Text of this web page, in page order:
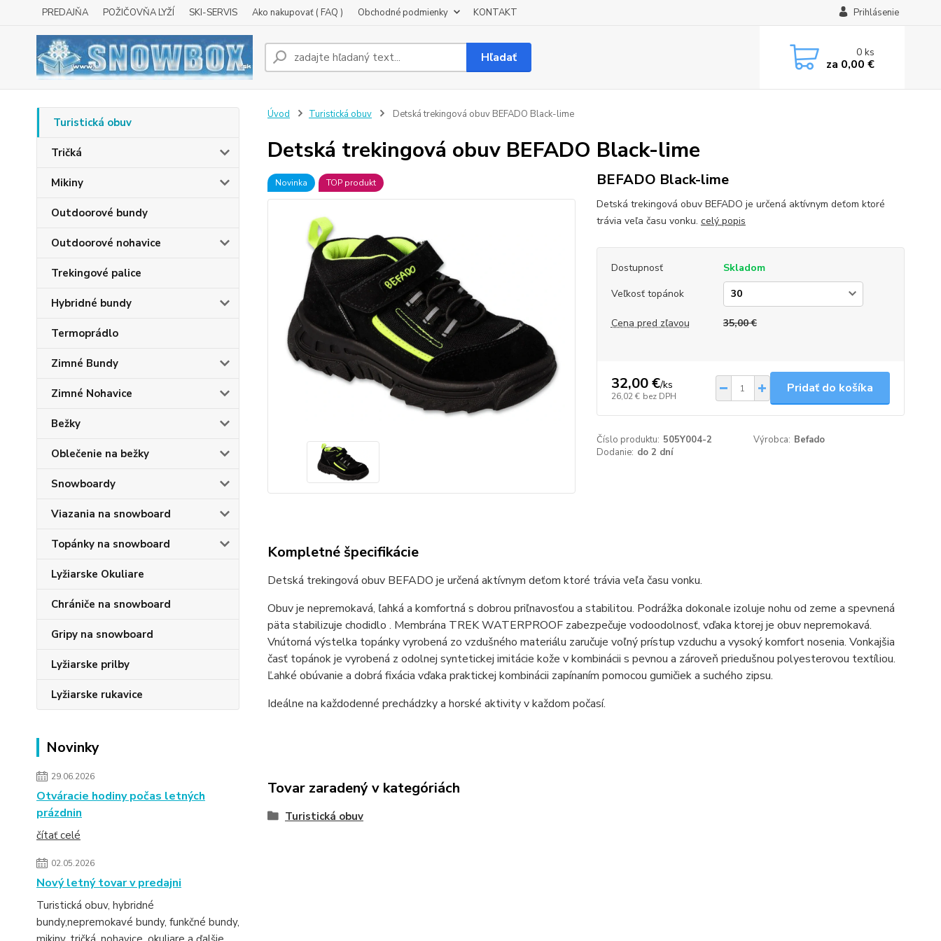
PREDAJŇA POŽIČOVŇA LYŽÍ SKI-SERVIS Ako nakupovať ( FAQ ) Obchodné podmienky KONTAKT Prihlásenie
Hľadať 0ks
za 0,00 €
Turistická obuv
Tričká
Mikiny
Outdoorové bundy
Outdoorové nohavice
Trekingové palice
Hybridné bundy
Termoprádlo
Zimné Bundy
Zimné Nohavice
Bežky
Oblečenie na bežky
Snowboardy
Viazania na snowboard
Topánky na snowboard
Lyžiarske Okuliare
Chrániče na snowboard
Gripy na snowboard
Lyžiarske prilby
Lyžiarske rukavice
Novinky
29.06.2026
Otváracie hodiny počas letných
prázdnin
čítať celé
02.05.2026
Nový letný tovar v predajni
Turistická obuv, hybridné
bundy,nepremokavé bundy, funkčné bundy,
Úvod Turistická obuv Detská trekingová obuv BEFADO Black-lime
Detská trekingová obuv BEFADO Black-lime
Novinka TOP produkt BEFADO Black-lime
Detská trekingová obuv BEFADO je určená aktívnym deťom ktoré
trávia veľa času vonku. celý popis
Dostupnosť
Skladom
Veľkosť topánok
Cena pred zľavou 35,00 €
32,00 €/ks
26,02 € bez DPH
Pridať do košíka
Číslo produktu: 505Y004-2 Výrobca: Befado
Dodanie: do 2 dní
Kompletné špecifikácie
Detská trekingová obuv BEFADO je určená aktívnym deťom ktoré trávia veľa času vonku.
Obuv je nepremokavá, ľahká a komfortná s dobrou priľnavosťou a stabilitou. Podrážka dokonale izoluje nohu od zeme a spevnená
päta stabilizuje chodidlo . Membrána TREK WATERPROOF zabezpečuje vodoodolnosť, vďaka ktorej je obuv nepremokavá.
Vnútorná výstelka topánky vyrobená zo vzdušného materiálu zaručuje voľný prístup vzduchu a vysoký komfort nosenia. Vonkajšia
časť topánok je vyrobená z odolnej syntetickej imitácie kože v kombinácii s pevnou a zároveň priedušnou polyesterovou textíliou.
Ľahké obúvanie a dobrá fixácia vďaka praktickej kombinácii zapínaním pomocou gumičiek a suchého zipsu.
Ideálne na každodenné prechádzky a horské aktivity v každom počasí.
Tovar zaradený v kategóriách
Turistická obuv